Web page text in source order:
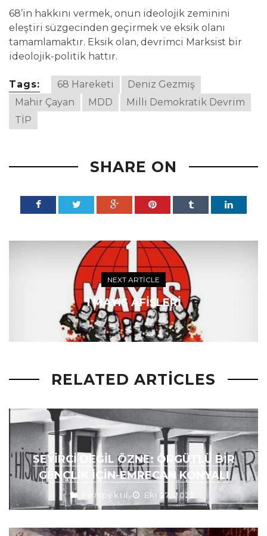
68’in hakkını vermek, onun ideolojik zeminini
eleştiri süzgecinden geçirmek ve eksik olanı
tamamlamaktır. Eksik olan, devrimci Marksist bir
ideolojik-politik hattır.
Tags: 68 Hareketi
Deniz Gezmiş
Mahir Çayan
MDD
Milli Demokratik Devrim
TİP
SHARE ON
NEXT ARTICLE
1 MAYIS AFIŞLERI
RELATED ARTICLES
SEYIRCI DEĞIL ÖZNE: ÖRGÜTLÜ BİR
GENÇLİK İÇİN-EMRECAN KONYALI
Perspektif Eki 27, 2022